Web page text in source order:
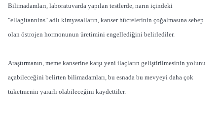
Bilimadamları, laboratuvarda yapılan testlerde, narın içindeki
"ellagitannins" adlı kimyasalların, kanser hücrelerinin çoğalmasına sebep
olan östrojen hormonunun üretimini engellediğini belirlediler.
Araştırmanın, meme kanserine karşı yeni ilaçların geliştirilmesinin yolunu
açabileceğini belirten bilimadamları, bu esnada bu mevyeyi daha çok
tüketmenin yararlı olabileceğini kaydettiler.